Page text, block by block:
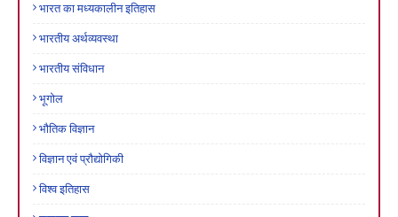
भारत का मध्यकालीन इतिहास
भारतीय अर्थव्यवस्था
भारतीय संविधान
भूगोल
भौतिक विज्ञान
विज्ञान एवं प्रौद्योगिकी
विश्व इतिहास